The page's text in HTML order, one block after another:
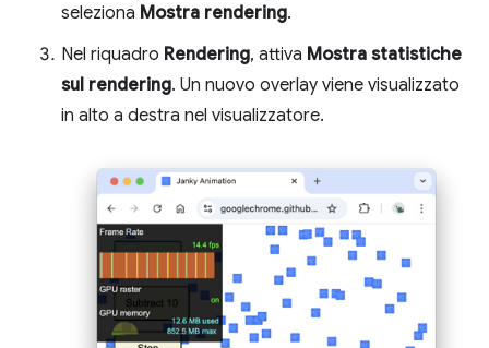
seleziona Mostra rendering.
Nel riquadro Rendering, attiva Mostra statistiche
sul rendering. Un nuovo overlay viene visualizzato
in alto a destra nel visualizzatore.